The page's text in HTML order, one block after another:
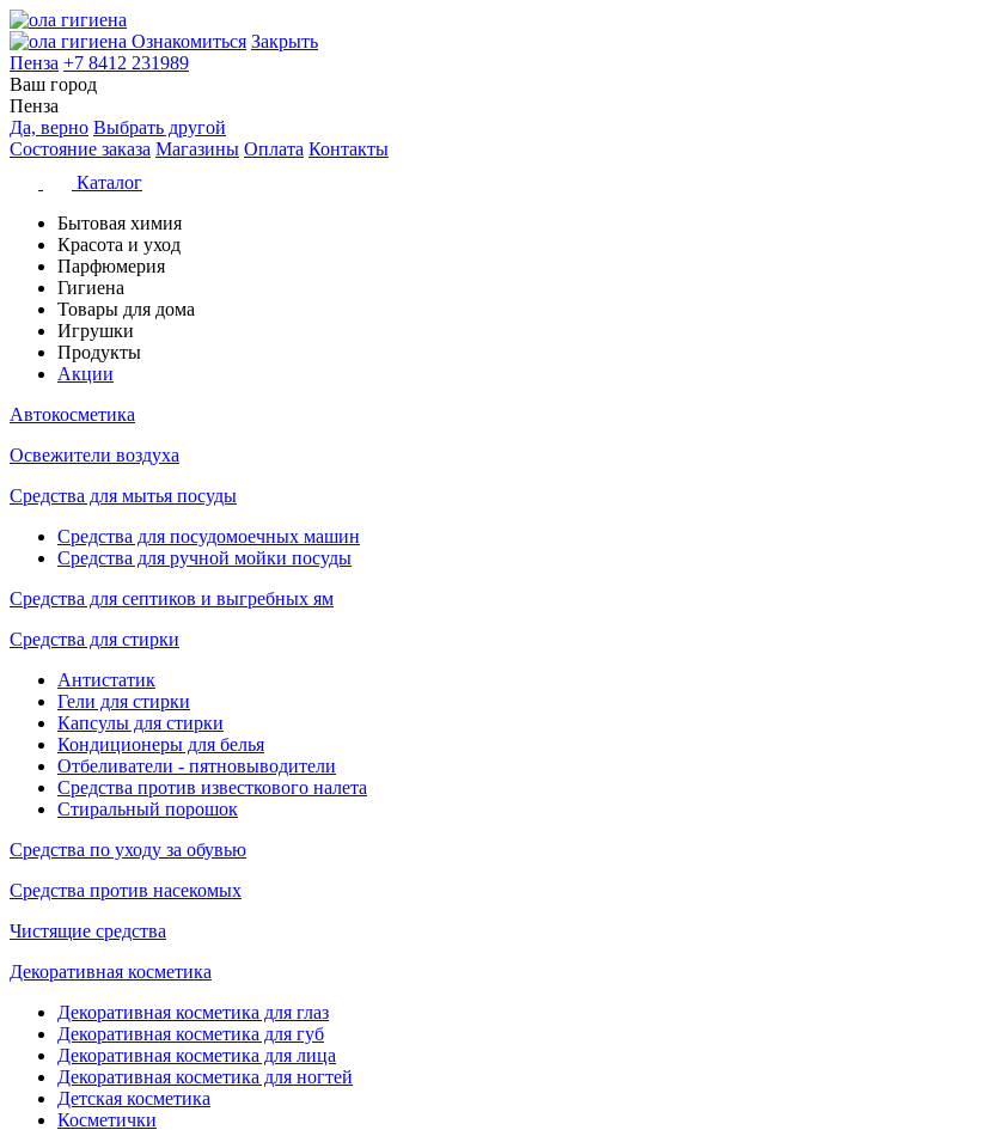
Ознакомиться Закрыть
Пенза +7 8412 231989
Ваш город
Пенза
Да, верно Выбрать другой
Состояние заказа Магазины Оплата Контакты
Каталог
Бытовая химия
Красота и уход
Парфюмерия
Гигиена
Товары для дома
Игрушки
Продукты
Акции
Автокосметика
Освежители воздуха
Средства для мытья посуды
Средства для посудомоечных машин
Средства для ручной мойки посуды
Средства для септиков и выгребных ям
Средства для стирки
Антистатик
Гели для стирки
Капсулы для стирки
Кондиционеры для белья
Отбеливатели - пятновыводители
Средства против известкового налета
Стиральный порошок
Средства по уходу за обувью
Средства против насекомых
Чистящие средства
Декоративная косметика
Декоративная косметика для глаз
Декоративная косметика для губ
Декоративная косметика для лица
Декоративная косметика для ногтей
Детская косметика
Косметички